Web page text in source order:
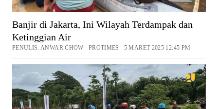
Banjir di Jakarta, Ini Wilayah Terdampak dan
Ketinggian Air
PENULIS: ANWAR CHOW PROTIMES 5 MARET 2025 12:45 PM